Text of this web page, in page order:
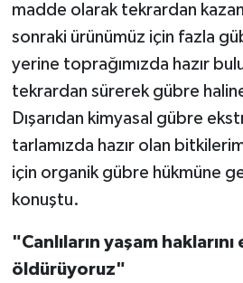
madde olarak tekrardan
sonraki ürünümüz için fazla
yerine toprağımızda hazır
tekrardan sürerek gübre
Dışarıdan kimyasal gübre
tarlamızda hazır olan
için organik gübre hükmüne
konuştu.
"Canlıların yaşam
öldürüyoruz"